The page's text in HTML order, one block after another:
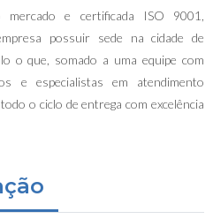
e certificada ISO 9001,
possuir sede na cidade de
o que, somado a uma equipe com
e especialistas em atendimento
o ciclo de entrega com excelência